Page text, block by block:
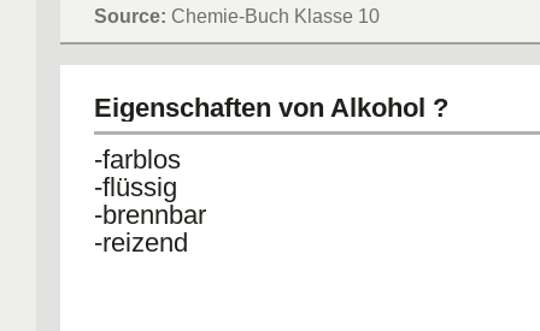
Source: Chemie-Buch Klasse 10
Eigenschaften von Alkohol ?
-farblos
-flüssig
-brennbar
-reizend